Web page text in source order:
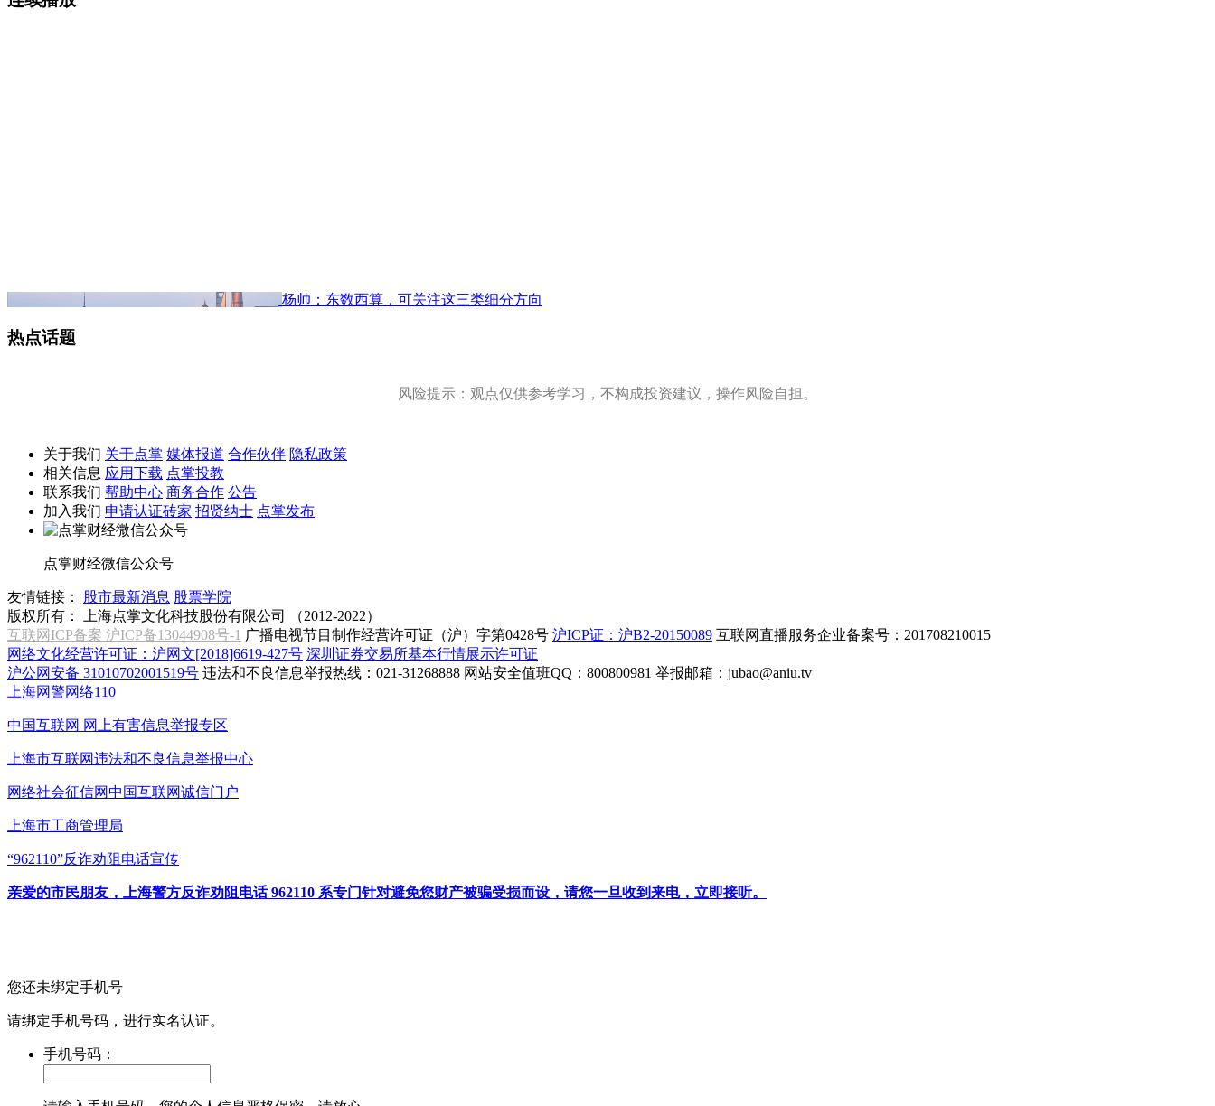
杨帅：东数西算，可关注这三类细分方向
热点话题
风险提示：观点仅供参考学习，不构成投资建议，操作风险自担。
关于我们 关于点掌 媒体报道 合作伙伴 隐私政策
相关信息 应用下载 点掌投教
联系我们 帮助中心 商务合作 公告
加入我们 申请认证砖家 招贤纳士 点掌发布
点掌财经微信公众号
友情链接： 股市最新消息 股票学院
版权所有：
上海点掌文化科技股份有限公司 （2012-2022）
互联网ICP备案 沪ICP备13044908号-1 广播电视节目制作经营许可证（沪）字第0428号 沪ICP证：沪B2-20150089 互联网直播服务企业备案号：201708210015
网络文化经营许可证：沪网文[2018]6619-427号 深圳证券交易所基本行情展示许可证
沪公网安备 31010702001519号 违法和不良信息举报热线：021-31268888 网站安全值班QQ：800800981 举报邮箱： jubao@aniu.tv
上海网警网络110
中国互联网 网上有害信息举报专区
上海市互联网违法和不良信息举报中心
网络社会征信网中国互联网诚信门户
上海市工商管理局
“962110”反诈劝阻电话宣传
亲爱的市民朋友，上海警方反诈劝阻电话 962110 系专门针对避免您财产被骗受损而设，请您一旦收到来电，立即接听。
您还未绑定手机号
请绑定手机号码，进行实名认证。
手机号码：